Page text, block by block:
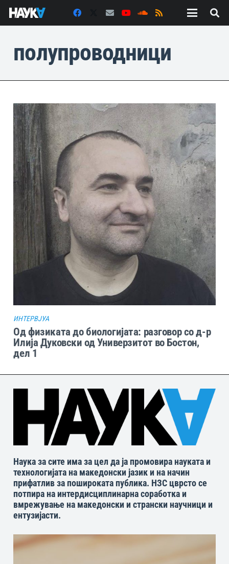
полупроводници
ИНТЕРВЈУА
Од физиката до биологијата: разговор со д-р
Илија Дуковски од Универзитот во Бостон,
дел 1
Наука за сите има за цел да ја промовира науката и
технологијата на македонски јазик и на начин
прифатлив за пошироката публика. НЗС цврсто се
потпира на интердисциплинарна соработка и
вмрежување на македонски и странски научници и
ентузијасти.